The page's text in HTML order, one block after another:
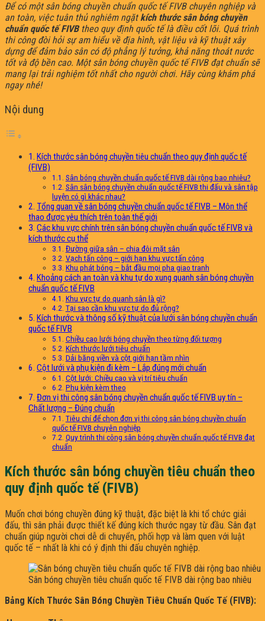
Để có một sân bóng chuyền chuẩn quốc tế FIVB chuyên nghiệp và
an toàn, việc tuân thủ nghiêm ngặt kích thước sân bóng chuyền
chuẩn quốc tế FIVBtheo quy định quốc tế là điều cốt lõi. Quá trình
thi công đòi hỏi sự am hiểu về địa hình, vật liệu và kỹ thuật xây
dựng để đảm bảo sân có độ phẳng lý tưởng, khả năng thoát nước
tốt và độ bền cao. Một sân bóng chuyền quốc tế FIVB đạt chuẩn sẽ
mang lại trải nghiệm tốt nhất cho người chơi. Hãy cùng khám phá
ngay nhé!
Nội dung
Kích thước sân bóng chuyền tiêu chuẩn theo quy định quốc tế
(FIVB)
Sân bóng chuyền chuẩn quốc tế FIVB dài rộng bao nhiêu?
Sân sân bóng chuyền chuẩn quốc tế FIVB thi đấu và sân tập
luyện có gì khác nhau?
Tổng quan về sân bóng chuyền chuẩn quốc tế FIVB – Môn thể
thao được yêu thích trên toàn thế giới
Các khu vực chính trên sân bóng chuyền chuẩn quốc tế FIVB và
kích thước cụ thể
Đường giữa sân – chia đôi mặt sân
Vạch tấn công – giới hạn khu vực tấn công
Khu phát bóng – bắt đầu mọi pha giao tranh
Khoảng cách an toàn và khu tự do xung quanh sân bóng chuyền
chuẩn quốc tế FIVB
Khu vực tự do quanh sân là gì?
Tại sao cần khu vực tự do đủ rộng?
Kích thước và thông số kỹ thuật của lưới sân bóng chuyền chuẩn
quốc tế FIVB
Chiều cao lưới bóng chuyền theo từng đối tượng
Kích thước lưới tiêu chuẩn
Dải băng viền và cột giới hạn tầm nhìn
Cột lưới và phụ kiện đi kèm – Lắp đúng mới chuẩn
Cột lưới: Chiều cao và vị trí tiêu chuẩn
Phụ kiện kèm theo
Đơn vị thi công sân bóng chuyền chuẩn quốc tế FIVB uy tín –
Chất lượng – Đúng chuẩn
Tiêu chí để chọn đơn vị thi công sân bóng chuyền chuẩn
quốc tế FIVB chuyên nghiệp
Quy trình thi công sân bóng chuyền chuẩn quốc tế FIVB đạt
chuẩn
Kích thước sân bóng chuyền tiêu chuẩn theo
quy định quốc tế (FIVB)
Muốn chơi bóng chuyền đúng kỹ thuật, đặc biệt là khi tổ chức giải
đấu, thì sân phải được thiết kế đúng kích thước ngay từ đầu. Sân đạt
chuẩn giúp người chơi dễ di chuyển, phối hợp và làm quen với luật
quốc tế – nhất là khi có ý định thi đấu chuyên nghiệp.
Sân bóng chuyền tiêu chuẩn quốc tế FIVB dài rộng bao nhiêu
Bảng Kích Thước Sân Bóng Chuyền Tiêu Chuẩn Quốc Tế (FIVB):